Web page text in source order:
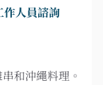
作人員諮詢
和沖繩料理。